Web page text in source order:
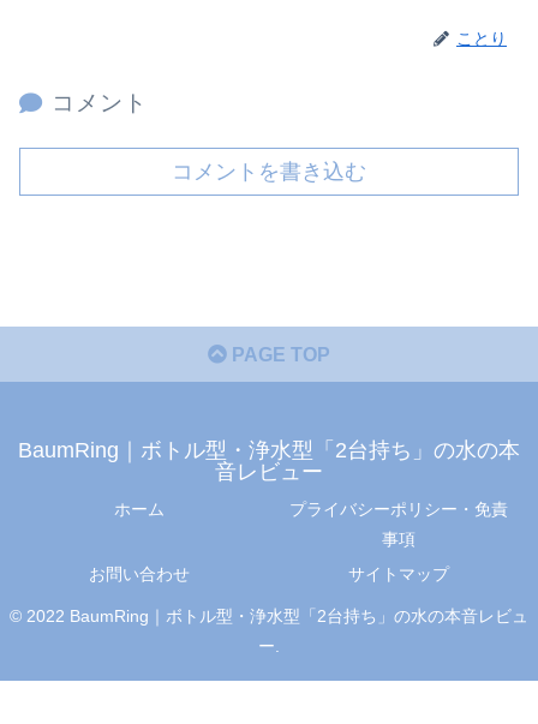
ことり
コメント
コメントを書き込む
PAGE TOP
BaumRing｜ボトル型・浄水型「2台持ち」の水の本
音レビュー
ホーム
プライバシーポリシー・免責
事項
お問い合わせ
サイトマップ
© 2022 BaumRing｜ボトル型・浄水型「2台持ち」の水の本音レビュ
ー.